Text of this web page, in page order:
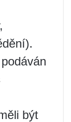
být